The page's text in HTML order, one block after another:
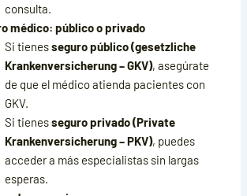
consulta.
médico: público o privado
Si tienesseguro público (gesetzliche
Krankenversicherung – GKV), asegúrate
de que el médico atienda pacientes con
GKV.
Si tienesseguro privado (Private
Krankenversicherung – PKV), puedes
acceder a más especialistas sin largas
esperas.